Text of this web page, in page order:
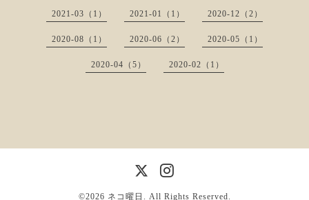
2021-03（1） 2021-01（1） 2020-12（2）
2020-08（1） 2020-06（2） 2020-05（1）
2020-04（5） 2020-02（1）
©2026 ネコ曜日 . All Rights Reserved.